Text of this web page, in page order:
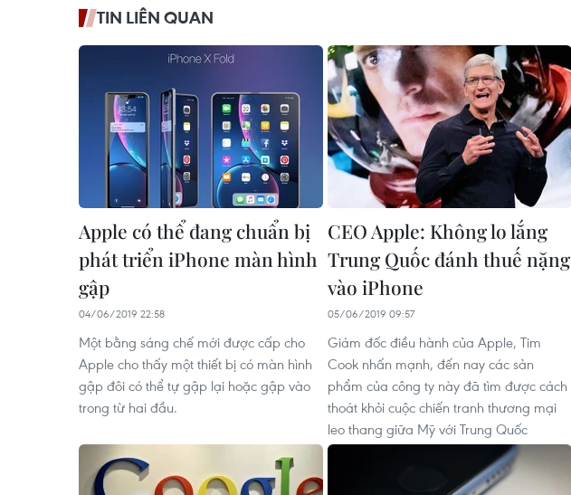
TIN LIÊN QUAN
Apple có thể đang chuẩn bị
phát triển iPhone màn hình
gập
04/06/2019 22:58
Một bằng sáng chế mới được cấp cho
Apple cho thấy một thiết bị có màn hình
gập đôi có thể tự gập lại hoặc gập vào
trong từ hai đầu.
CEO Apple: Không lo lắng
Trung Quốc đánh thuế nặng
vào iPhone
05/06/2019 09:57
Giám đốc điều hành của Apple, Tim
Cook nhấn mạnh, đến nay các sản
phẩm của công ty này đã tìm được cách
thoát khỏi cuộc chiến tranh thương mại
leo thang giữa Mỹ với Trung Quốc